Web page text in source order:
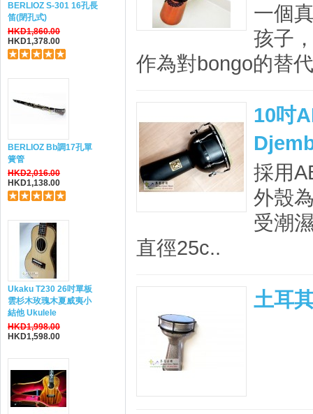
BERLIOZ S-301 16孔長
笛(閉孔式)
HKD1,860.00
HKD1,378.00
BERLIOZ Bb調17孔單
簧管
HKD2,016.00
HKD1,138.00
Ukaku T230 26吋單板
雲杉木玫瑰木夏威夷小
結他 Ukulele
HKD1,998.00
HKD1,598.00
一個
孩子
作為對bongo的替
10吋
採用
外殼
受潮
直徑25c..
土耳